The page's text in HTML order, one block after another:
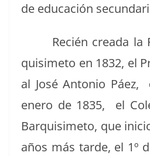
de edu­cación
Recién crea­da la
quisime­to en 1832, el
al José Anto­nio
enero de 1835, el
Bar­quisime­to, que
años más tarde, el 1º